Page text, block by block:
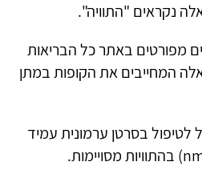
נקראים "התוויה".
מפורטים באתר כל הבריאות
המחייבים את הקופות במתן
לטיפול בסרטן ערמונית עמיד